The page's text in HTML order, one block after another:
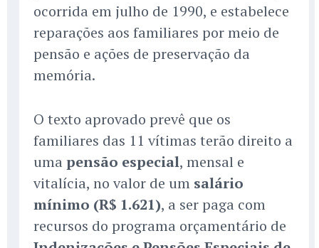
ocorrida em julho de 1990, e estabelece
reparações aos familiares por meio de
pensão e ações de preservação da
memória.
O texto aprovado prevê que os
familiares das 11 vítimas terão direito a
uma pensão especial, mensal e
vitalícia, no valor de um salário
mínimo (R$ 1.621), a ser paga com
recursos do programa orçamentário de